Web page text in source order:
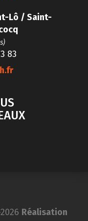
Lô / Saint-
83
Réalisation